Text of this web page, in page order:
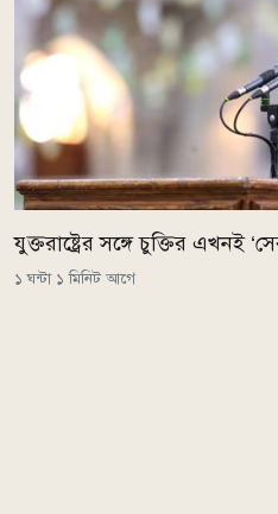
যুক্তরাষ্ট্রের সঙ্গে চুক্তির এখনই
১ ঘন্টা ১ মিনিট আগে